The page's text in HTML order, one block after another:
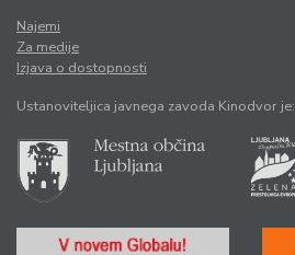
Najemi
Za medije
Izjava o dostopnosti
Ustanoviteljica javnega zavoda Kinodvor je: